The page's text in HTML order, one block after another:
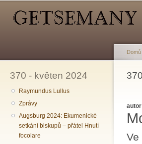
370 - květen 2024
Raymundus Lullus
Zprávy
Augsburg 2024: Ekumenické
setkání biskupů – přátel Hnutí
focolare
Domů
Ve